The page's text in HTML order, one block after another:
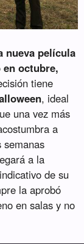
nueva película
octubre,
tiene
, ideal
una vez más
a
semanas
a la
de su
la aprobó
en salas y no